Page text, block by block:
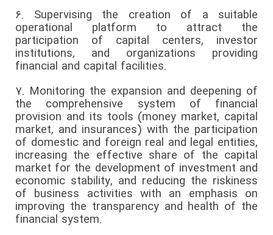
6. Supervising the creation of a suitable
operational platform to attract the
participation of capital centers, investor
institutions, and organizations providing
financial and capital facilities.
7. Monitoring the expansion and deepening of
the comprehensive system of financial
provision and its tools (money market, capital
market, and insurances) with the participation
of domestic and foreign real and legal entities,
increasing the effective share of the capital
market for the development of investment and
economic stability, and reducing the riskiness
of business activities with an emphasis on
improving the transparency and health of the
financial system.